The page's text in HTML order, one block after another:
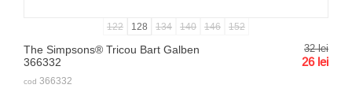
122 128 134 140 146 152
The Simpsons® Tricou Bart Galben
366332
32 lei
26 lei
cod 366332